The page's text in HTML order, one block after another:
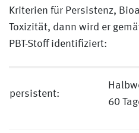
Kriterien für Persistenz,
Toxizität, dann wird er
PBT-Stoff identifiziert:
persistent:
60